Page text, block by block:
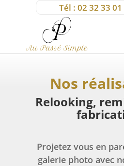
Tél :02 32 33 01
Nos
Projetez vous en
galerie photo avec